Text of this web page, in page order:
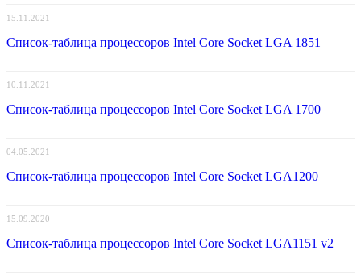
15.11.2021
Список-таблица процессоров Intel Core Socket LGA 1851
10.11.2021
Список-таблица процессоров Intel Core Socket LGA 1700
04.05.2021
Список-таблица процессоров Intel Core Socket LGA1200
15.09.2020
Список-таблица процессоров Intel Core Socket LGA1151 v2